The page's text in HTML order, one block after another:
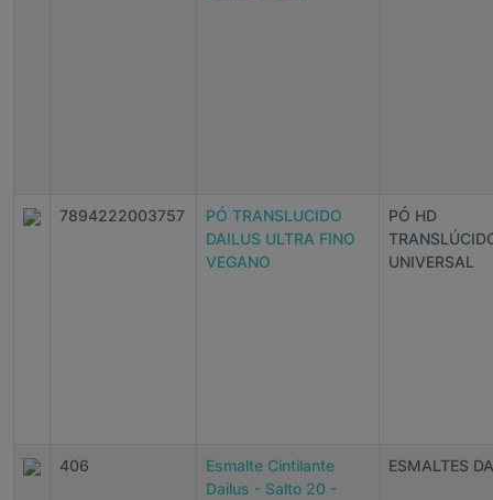
7894222003757
PÓ TRANSLUCIDO
DAILUS ULTRA FINO
VEGANO
PÓ HD
UNIVERSAL
406
Esmalte Cintilante
Dailus - Salto 20 -
ESMALTES